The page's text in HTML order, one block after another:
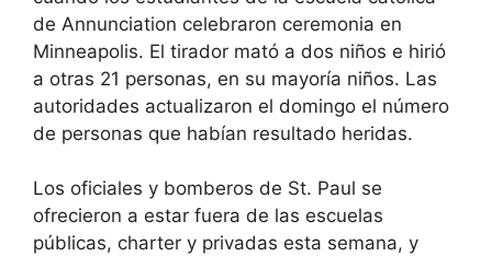
de Annunciation celebraron ceremonia en
Minneapolis. El tirador mató a dos niños e hirió
a otras 21 personas, en su mayoría niños. Las
autoridades actualizaron el domingo el número
de personas que habían resultado heridas.
Los oficiales y bomberos de St. Paul se
ofrecieron a estar fuera de las escuelas
públicas, charter y privadas esta semana, y